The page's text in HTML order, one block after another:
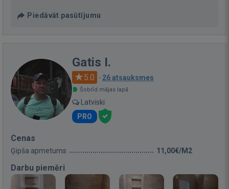
Piedāvāt pasūtījumu
Gatis I.
5.0 · 26 atsauksmes
Šobrīd mājas lapā
Latviski
PRO
Cenas
Ģipša apmetums 11,00€/M2
Darbu piemēri